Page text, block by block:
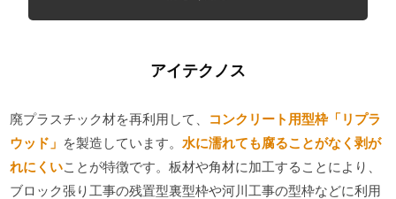
アイテクノス
廃プラスチック材を再利用して、
コンクリート用型枠「リプラ
ウッド」 を製造しています。水に濡れても腐ることがなく剥が
れにくいことが特徴です。板材や角材に加工することにより、
ブロック張り工事の残置型裏型枠や河川工事の型枠などに利用